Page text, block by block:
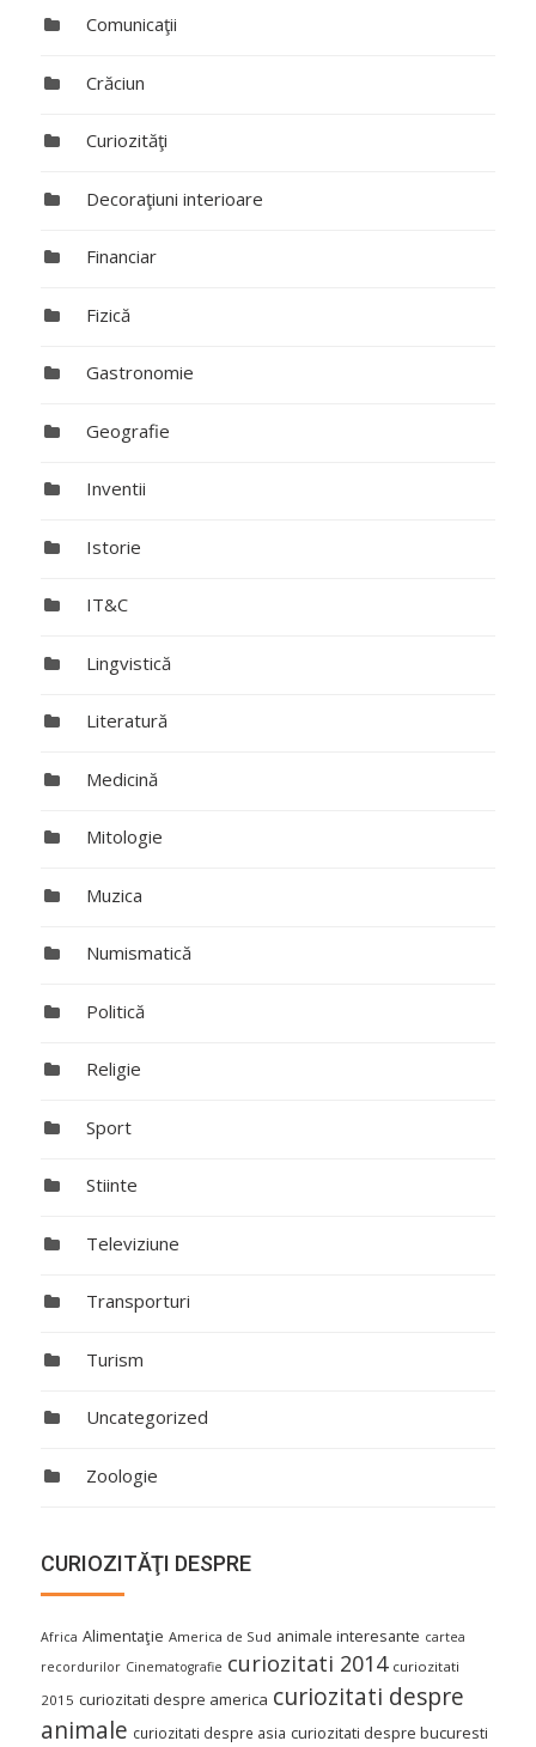
Comunicaţii
Crăciun
Curiozităţi
Decoraţiuni interioare
Financiar
Fizică
Gastronomie
Geografie
Inventii
Istorie
IT&C
Lingvistică
Literatură
Medicină
Mitologie
Muzica
Numismatică
Politică
Religie
Sport
Stiinte
Televiziune
Transporturi
Turism
Uncategorized
Zoologie
CURIOZITĂŢI DESPRE
Africa Alimentaţie America de Sud animale interesante cartea
recordurilor Cinematografie curiozitati 2014 curiozitati
2015 curiozitati despre america curiozitati despre
animale curiozitati despre asia curiozitati despre bucuresti